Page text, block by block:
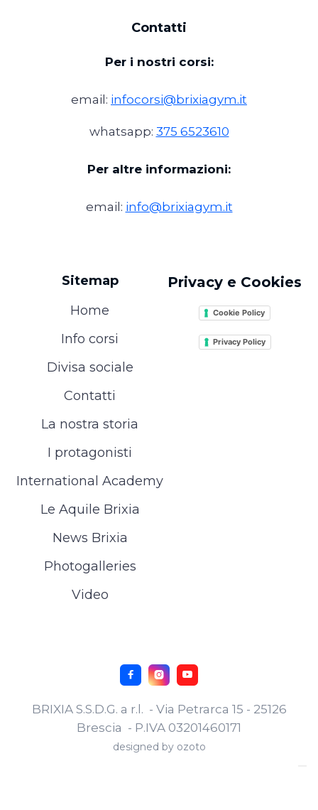
Contatti
Per i nostri corsi:
email: infocorsi@brixiagym.it
whatsapp: 375 6523610
Per altre informazioni:
email: info@brixiagym.it
Sitemap
Home
Info corsi
Divisa sociale
Contatti
La nostra storia
I protagonisti
International Academy
Le Aquile Brixia
News Brixia
Photogalleries
Video
Privacy e Cookies
Cookie Policy
Privacy Policy
BRIXIA S.S.D.G. a r.l. - Via Petrarca 15 - 25126
Brescia - P.IVA 03201460171
designed by ozoto
  